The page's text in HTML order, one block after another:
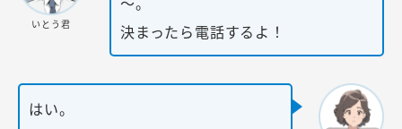
いとう君
決まったら電話するよ！
はい。